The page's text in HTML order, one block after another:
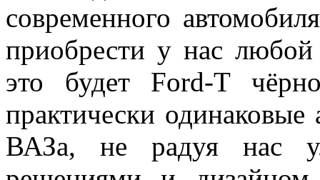
современного
приобрести у нас
это будет Ford-T
практически одинаковые
ВАЗа, не радуя нас